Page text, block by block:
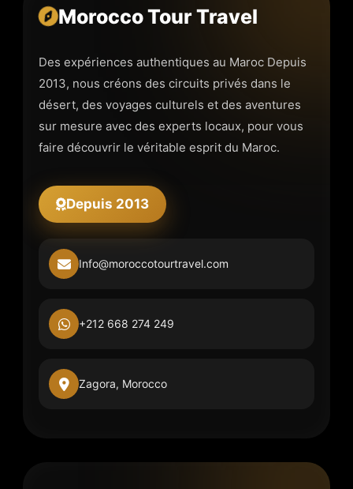
Morocco Tour Travel
Des expériences authentiques au Maroc Depuis
2013, nous créons des circuits privés dans le
désert, des voyages culturels et des aventures
sur mesure avec des experts locaux, pour vous
faire découvrir le véritable esprit du Maroc.
Depuis 2013
Info@moroccotourtravel.com
+212 668 274 249
Zagora, Morocco